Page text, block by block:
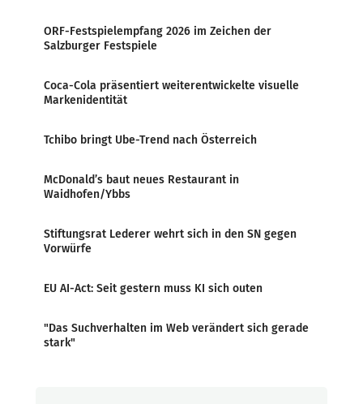
ORF-Festspielempfang 2026 im Zeichen der
Salzburger Festspiele
Coca-Cola präsentiert weiterentwickelte visuelle
Markenidentität
Tchibo bringt Ube-Trend nach Österreich
McDonald’s baut neues Restaurant in
Waidhofen/Ybbs
Stiftungsrat Lederer wehrt sich in den SN gegen
Vorwürfe
EU AI-Act: Seit gestern muss KI sich outen
"Das Suchverhalten im Web verändert sich gerade
stark"